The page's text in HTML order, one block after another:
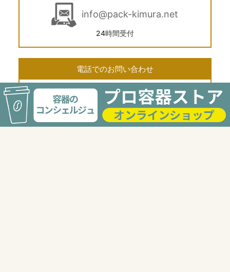
info@pack-kimura.net
24時間受付
電話でのお問い合わせ
03-3568-2117
受付時間 9:00〜18:00